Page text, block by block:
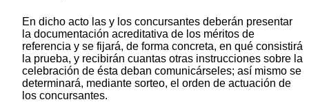
En dicho acto las y los concursantes deberán presentar
la documentación acreditativa de los méritos de
referencia y se fijará, de forma concreta, en qué consistirá
la prueba, y recibirán cuantas otras instrucciones sobre la
celebración de ésta deban comunicárseles; así mismo se
determinará, mediante sorteo, el orden de actuación de
los concursantes.